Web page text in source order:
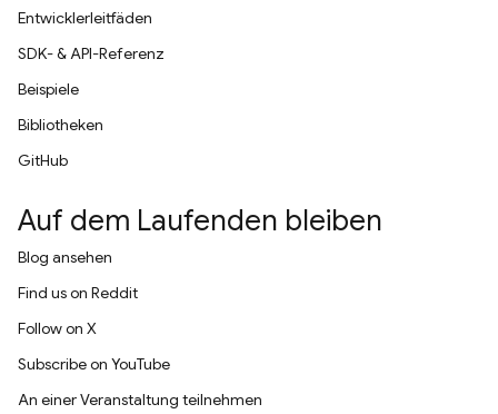
Entwicklerleitfäden
SDK- & API-Referenz
Beispiele
Bibliotheken
GitHub
Auf dem Laufenden bleiben
Blog ansehen
Find us on Reddit
Follow on X
Subscribe on YouTube
An einer Veranstaltung teilnehmen